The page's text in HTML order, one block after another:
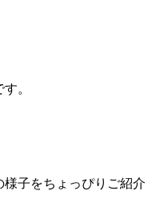
。
様子をちょっぴりご紹介